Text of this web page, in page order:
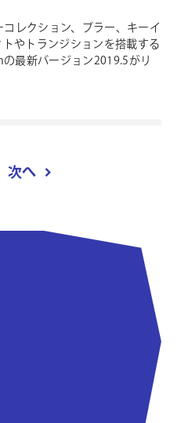
レクション、ブラー、キーイ
やトランジションを搭載する
最新バージョン2019.5がリ
次へ